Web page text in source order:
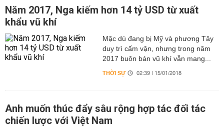
Năm 2017, Nga kiếm hơn 14 tỷ USD từ xuất
khẩu vũ khí
Mặc dù đang bị Mỹ và phương Tây
duy trì cấm vận, nhưng trong năm
2017 buôn bán vũ khí vẫn mang...
THỜI SỰ 02:39 | 15/01/2018
Anh muốn thúc đẩy sâu rộng hợp tác đối tác
chiến lược với Việt Nam